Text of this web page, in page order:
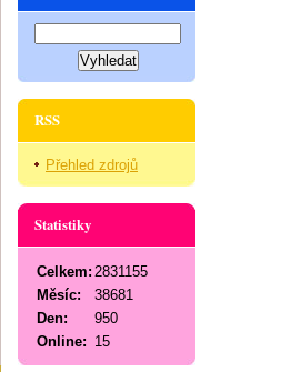
RSS
Přehled zdrojů
Statistiky
Online: 15
Celkem: 2831155
Měsíc:
38681
Den:
950